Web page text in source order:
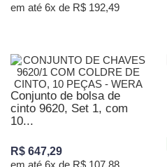
em até 6x de R$ 192,49
Conjunto de bolsa de
cinto 9620, Set 1, com
10...
R$ 647,29
em até 6x de R$ 107,88